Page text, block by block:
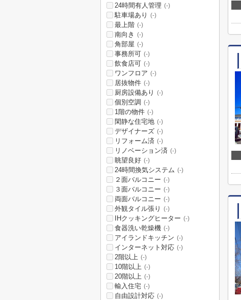
24時間有人管理 (-)
駐車場あり (-)
最上階 (-)
南向き (-)
角部屋 (-)
事務所可 (-)
飲食店可 (-)
ワンフロア (-)
居抜物件 (-)
厨房設備あり (-)
個別空調 (-)
1階の物件 (-)
閑静な住宅地 (-)
デザイナーズ (-)
リフォーム済 (-)
リノベーション済 (-)
眺望良好 (-)
24時間換気システム (-)
２面バルコニー (-)
３面バルコニー (-)
両面バルコニー (-)
外観タイル張り (-)
IHクッキングヒーター (-)
食器洗い乾燥機 (-)
アイランドキッチン (-)
インターネット対応 (-)
2階以上 (-)
10階以上 (-)
20階以上 (-)
輸入住宅 (-)
自由設計対応 (-)